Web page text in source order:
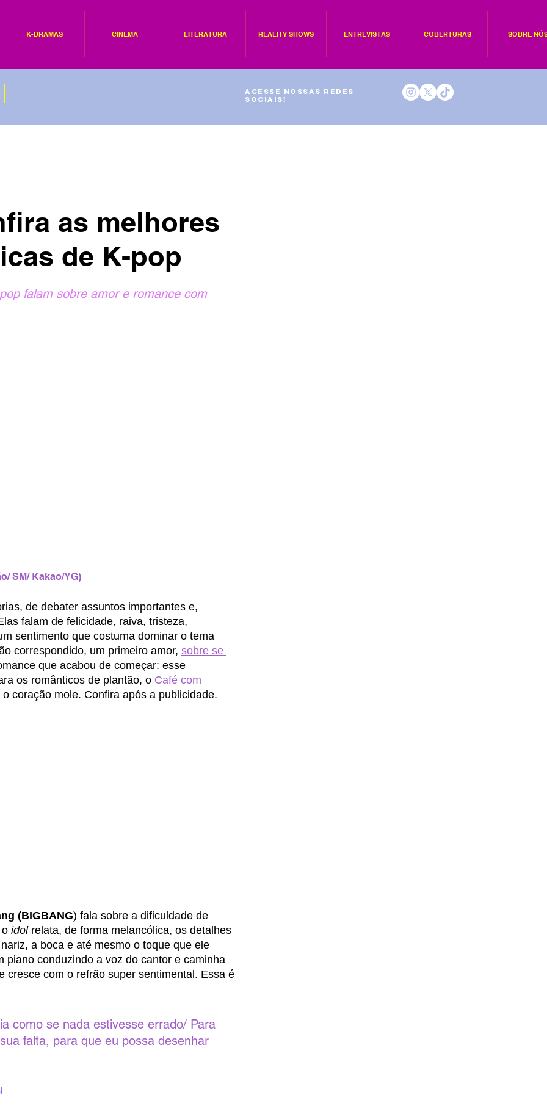
K-DRAMAS CINEMA LITERATURA REALITY SHOWS ENTREVISTAS COBERTURAS SOBRE
Acesse nossas redes
sociais!
as melhores
de K-pop
falam sobre amor e romance com
SM/ Kakao/YG)
de debater assuntos importantes e,
falam de felicidade, raiva, tristeza,
sentimento que costuma dominar o tema
correspondido, um primeiro amor, sobre se
que acabou de começar: esse
os românticos de plantão, o Café com
coração mole. Confira após a publicidade.
(BIGBANG) fala sobre a dificuldade de
idol relata, de forma melancólica, os detalhes
a boca e até mesmo o toque que ele
piano conduzindo a voz do cantor e caminha
cresce com o refrão super sentimental. Essa é
como se nada estivesse errado/ Para
falta, para que eu possa desenhar